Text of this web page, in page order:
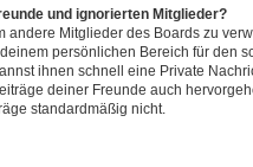
und ignorierten Mitglieder?
andere Mitglieder des Boards zu
persönlichen Bereich für den
ihnen schnell eine Private
deiner Freunde auch
standardmäßig nicht.